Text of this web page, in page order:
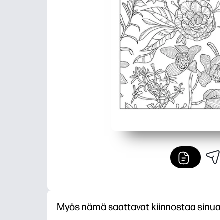
Myös nämä saattavat kiinnostaa sinua